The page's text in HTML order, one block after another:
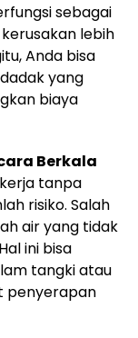
sebagai
lebih
Anda bisa
yang
biaya
Berkala
tanpa
risiko. Salah
air yang tidak
ini bisa
tangki atau
penyerapan